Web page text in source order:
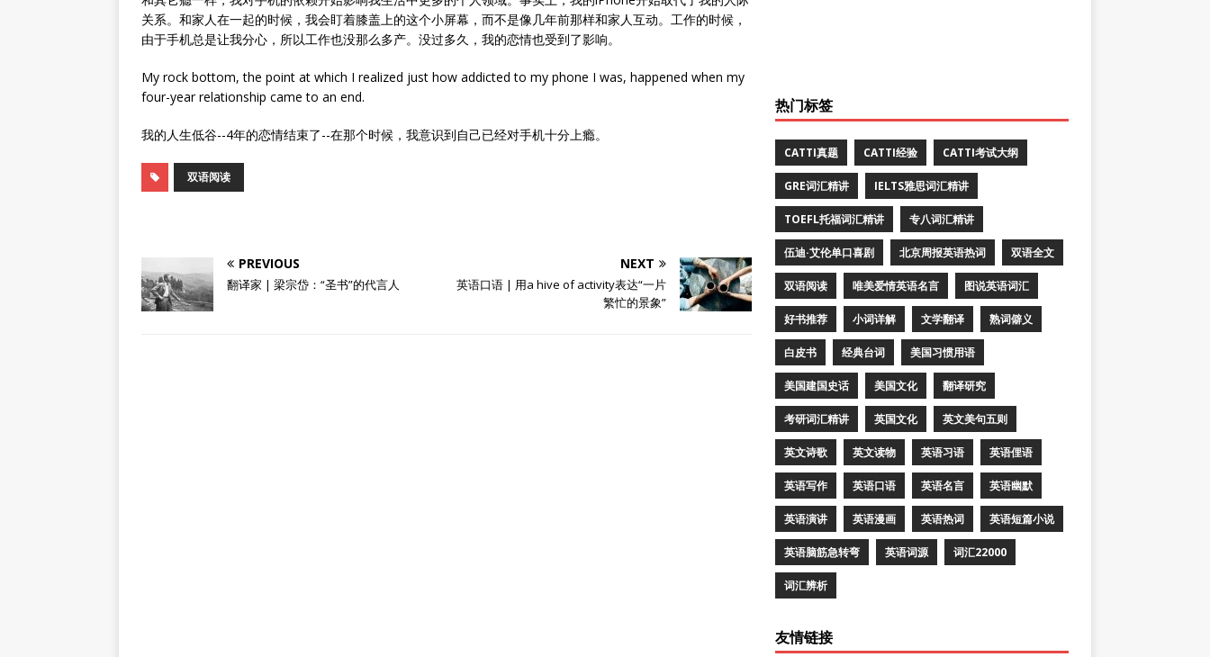
关系。和家人在一起的时候，我会盯着膝盖上的这个小屏幕，而不是像几年前那样和家人互动。工作的时候，
由于手机总是让我分心，所以工作也没那么多产。没过多久，我的恋情也受到了影响。
My rock bottom, the point at which I realized just how addicted to my phone I was, happened when my
four-year relationship came to an end.
我的人生低谷--4年的恋情结束了--在那个时候，我意识到自己已经对手机十分上瘾。
双语阅读
PREVIOUS
翻译家 | 梁宗岱：“圣书”的代言人
NEXT
英语口语 | 用a hive of activity表达“一片
繁忙的景象”
热门标签
CATTI真题 CATTI经验 CATTI考试大纲
GRE词汇精讲 IELTS雅思词汇精讲
TOEFL托福词汇精讲 专八词汇精讲
伍迪·艾伦单口喜剧 北京周报英语热词 双语全文
双语阅读 唯美爱情英语名言 图说英语词汇
好书推荐 小词详解 文学翻译 熟词僻义
白皮书 经典台词 美国习惯用语
美国建国史话 美国文化 翻译研究
考研词汇精讲 英国文化 英文美句五则
英文诗歌 英文读物 英语习语 英语俚语
英语写作 英语口语 英语名言 英语幽默
英语演讲 英语漫画 英语热词 英语短篇小说
英语脑筋急转弯 英语词源 词汇22000
词汇辨析
友情链接